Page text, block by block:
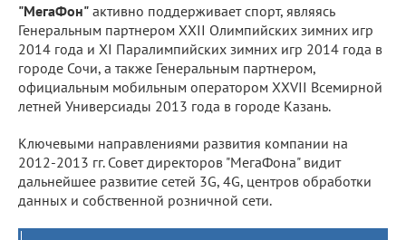
"МегаФон" активно поддерживает спорт, являясь
Генеральным партнером XXII Олимпийских зимних игр
2014 года и ХI Паралимпийских зимних игр 2014 года в
городе Сочи, а также Генеральным партнером,
официальным мобильным оператором XXVII Всемирной
летней Универсиады 2013 года в городе Казань.
Ключевыми направлениями развития компании на
2012-2013 гг. Совет директоров "МегаФона" видит
дальнейшее развитие сетей 3G, 4G, центров обработки
данных и собственной розничной сети.